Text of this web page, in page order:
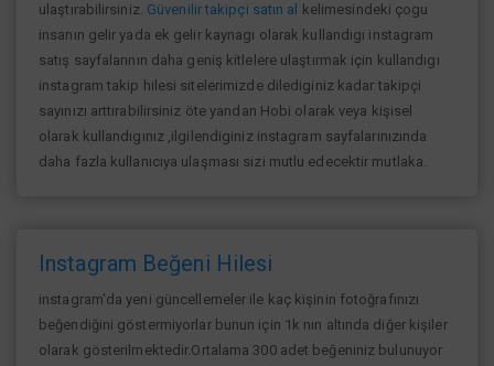
ulaştırabilirsiniz. Güvenilir takipçi satın al
kelimesindeki çogu
insanın gelir yada ek gelir kaynagı olarak kullandıgı instagram
satış sayfalarının daha geniş kitlelere ulaştırmak için kullandıgı
instagram takip hilesi sitelerimizde dilediginiz kadar takipçi
sayınızı arttırabilirsiniz öte yandan Hobi olarak veya kişisel
olarak kullandıgınız ,ilgilendiginiz instagram sayfalarınızında
daha fazla kullanıcıya ulaşması sizi mutlu edecektir mutlaka.
Instagram Beğeni Hilesi
instagram'da yeni güncellemeler ile kaç kişinin fotoğrafınızı
beğendiğini göstermiyorlar bunun için 1k nın altında diğer kişiler
olarak gösterilmektedir.Ortalama 300 adet beğeniniz bulunuyor